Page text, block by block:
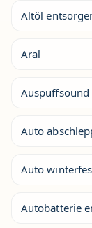
Altöl
Aral
Auspuffsound
Auto
Auto
Autobatterie